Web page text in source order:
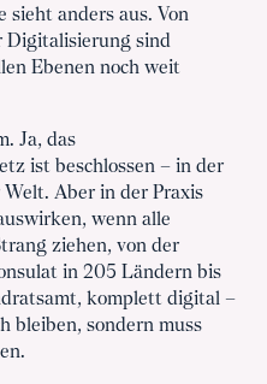
anders aus. Von
Digitalisierung sind
Ebenen noch weit
Ja, das
ist beschlossen – in der
Aber in der Praxis
wenn alle
ziehen, von der
in 205 Ländern bis
komplett digital –
bleiben, sondern muss